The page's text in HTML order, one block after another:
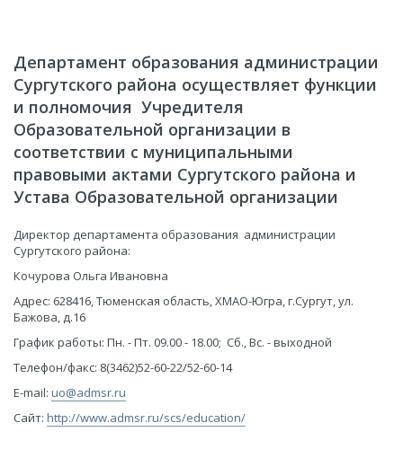
Департамент образования администрации
Сургутского района осуществляет функции
и полномочия Учредителя
Образовательной организации в
соответствии с муниципальными
правовыми актами Сургутского района и
Устава Образовательной организации
Директор департамента образования администрации
Сургутского района:
Кочурова Ольга Ивановна
Адрес: 628416, Тюменская область, ХМАО-Югра, г.Сургут, ул.
Бажова, д.16
График работы: Пн. - Пт. 09.00 - 18.00; Сб., Вс. - выходной
Телефон/факс: 8(3462)52-60-22/52-60-14
E-mail: uo@admsr.ru
Сайт: http://www.admsr.ru/scs/education/